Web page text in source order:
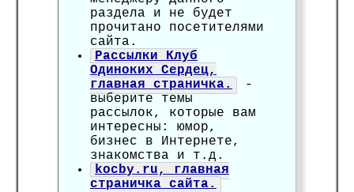
раздела и не будет
прочитано посетителями
сайта.
Рассылки Клуб
Одиноких Сердец,
главная страничка.
-
выберите темы
рассылок, которые вам
интересны: юмор,
бизнес в Интернете,
знакомства и т.д.
kocby.ru, главная
страничка сайта.